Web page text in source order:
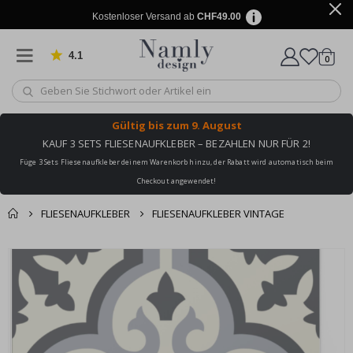
Kostenloser Versand ab CHF49.00
4.1 von 1031 Bewertungen
Wagen
0
Gültig bis zum 9. August
KAUF 3 SETS FLIESENAUFKLEBER – BEZAHLEN NUR FÜR 2!
Füge 3 Sets Fliesenaufkleber deinem Warenkorb hinzu, der Rabatt wird automatisch beim
Checkout angewendet!
FLIESENAUFKLEBER FLIESENAUFKLEBER VINTAGE
Zusammen gekaufte
Produkte
Einkaufswagen
Zur Kasse
Ende
der
Bildgalerie
springen